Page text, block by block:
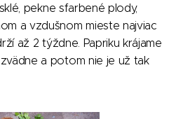
pekne sfarbené plody,
a vzdušnom mieste najviac
až 2 týždne. Papriku krájame
a potom nie je už tak